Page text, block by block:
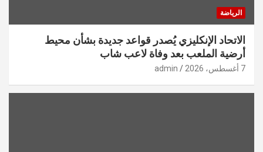
الرياضة
الاتحاد الإنكليزي يُصدر قواعد جديدة بشأن محيط
أرضية الملعب بعد وفاة لاعب شاب
7 أغسطس، 2026 admin